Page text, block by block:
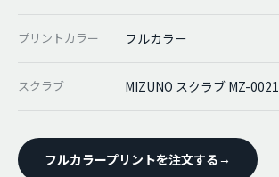
プリントカラー フルカラー
スクラブ MIZUNO スクラブ MZ-0021
フルカラープリントを注文する →